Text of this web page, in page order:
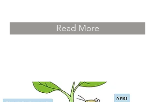
Read More